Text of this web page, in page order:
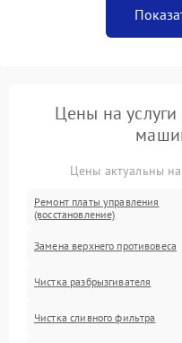
Цены на
Цены актуальны
Ремонт платы управления
(восстановление)
Замена верхнего противовеса
Чистка разбрызгивателя
Чистка сливного фильтра